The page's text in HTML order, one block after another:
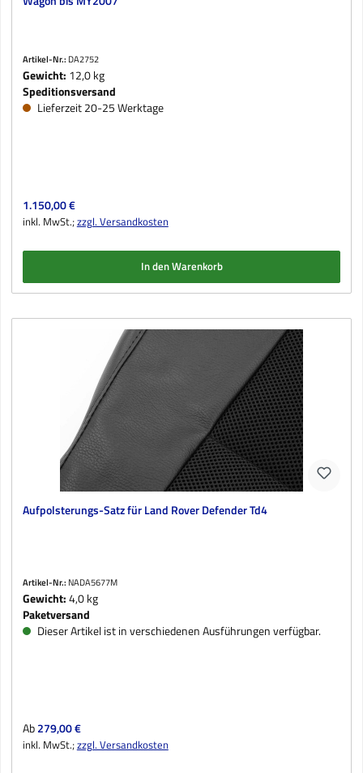
Artikel-Nr.: DA2752
Gewicht: 12,0 kg
Speditionsversand
Lieferzeit 20-25 Werktage
Regulärer Preis:
1.150,00 €
inkl. MwSt.;zzgl. Versandkosten
In den Warenkorb
Aufpolsterungs-Satz für Land Rover Defender Td4
Artikel-Nr.: NADA5677M
Gewicht:4,0 kg
Paketversand
Dieser Artikel ist in verschiedenen Ausführungen verfügbar.
Regulärer Preis:
Ab279,00 €
inkl. MwSt.;zzgl. Versandkosten